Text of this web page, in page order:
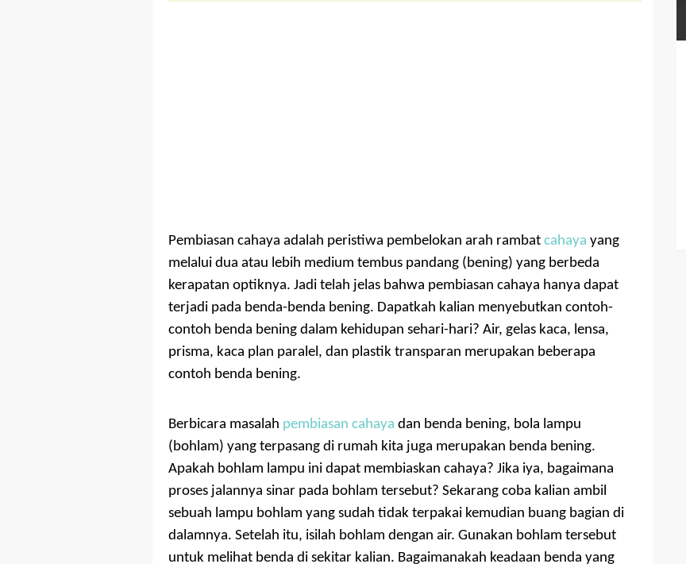
Pembiasan cahaya adalah peristiwa pembelokan arah rambat cahaya yang
melalui dua atau lebih medium tembus pandang (bening) yang berbeda
kerapatan optiknya. Jadi telah jelas bahwa pembiasan cahaya hanya dapat
terjadi pada benda-benda bening. Dapatkah kalian menyebutkan contoh-
contoh benda bening dalam kehidupan sehari-hari? Air, gelas kaca, lensa,
prisma, kaca plan paralel, dan plastik transparan merupakan beberapa
contoh benda bening.
Berbicara masalah pembiasan cahaya dan benda bening, bola lampu
(bohlam) yang terpasang di rumah kita juga merupakan benda bening.
Apakah bohlam lampu ini dapat membiaskan cahaya? Jika iya, bagaimana
proses jalannya sinar pada bohlam tersebut? Sekarang coba kalian ambil
sebuah lampu bohlam yang sudah tidak terpakai kemudian buang bagian di
dalamnya. Setelah itu, isilah bohlam dengan air. Gunakan bohlam tersebut
untuk melihat benda di sekitar kalian. Bagaimanakah keadaan benda yang